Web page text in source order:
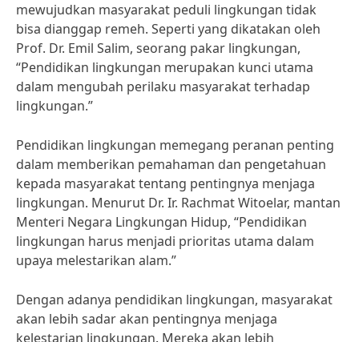
mewujudkan masyarakat peduli lingkungan tidak
bisa dianggap remeh. Seperti yang dikatakan oleh
Prof. Dr. Emil Salim, seorang pakar lingkungan,
“Pendidikan lingkungan merupakan kunci utama
dalam mengubah perilaku masyarakat terhadap
lingkungan.”
Pendidikan lingkungan memegang peranan penting
dalam memberikan pemahaman dan pengetahuan
kepada masyarakat tentang pentingnya menjaga
lingkungan. Menurut Dr. Ir. Rachmat Witoelar, mantan
Menteri Negara Lingkungan Hidup, “Pendidikan
lingkungan harus menjadi prioritas utama dalam
upaya melestarikan alam.”
Dengan adanya pendidikan lingkungan, masyarakat
akan lebih sadar akan pentingnya menjaga
kelestarian lingkungan. Mereka akan lebih